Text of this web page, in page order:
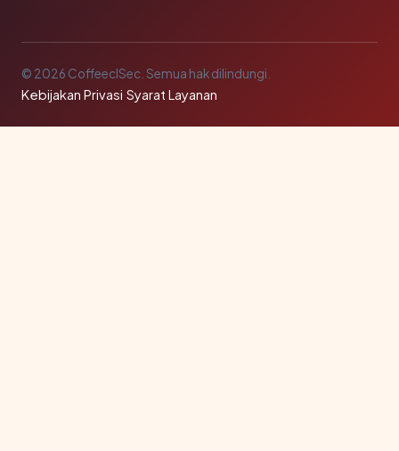
© 2026 CoffeeclSec. Semua hak dilindungi.
Kebijakan Privasi·Syarat Layanan